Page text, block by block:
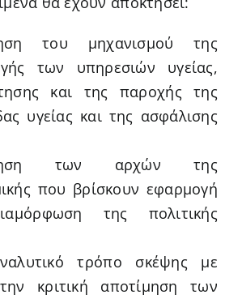
του μηχανισμού της
των υπηρεσιών υγείας,
και της παροχής της
υγείας και της ασφάλισης
των αρχών της
που βρίσκουν εφαρμογή
της πολιτικής
τρόπο σκέψης με
κριτική αποτίμηση των